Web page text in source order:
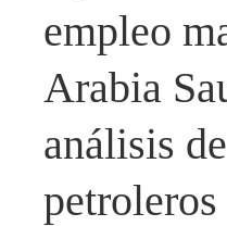
empleo
Arabia
análisis
petroleros